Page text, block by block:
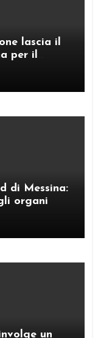
lascia il
per il
di Messina:
organi
un